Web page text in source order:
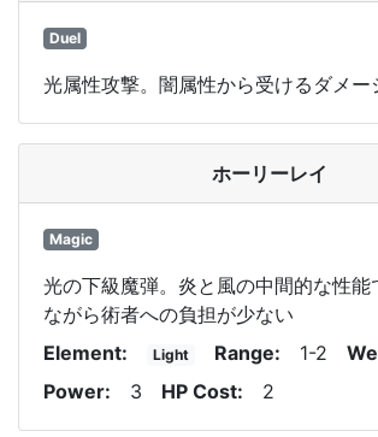
Duel
光属性攻撃。闇属性から受けるダメー
ホーリーレイ
Magic
光の下級魔弾。炎と風の中間的な性能
ながら術者への負担が少ない
Element
Light Range 1-2
Power
3 HP Cost 2